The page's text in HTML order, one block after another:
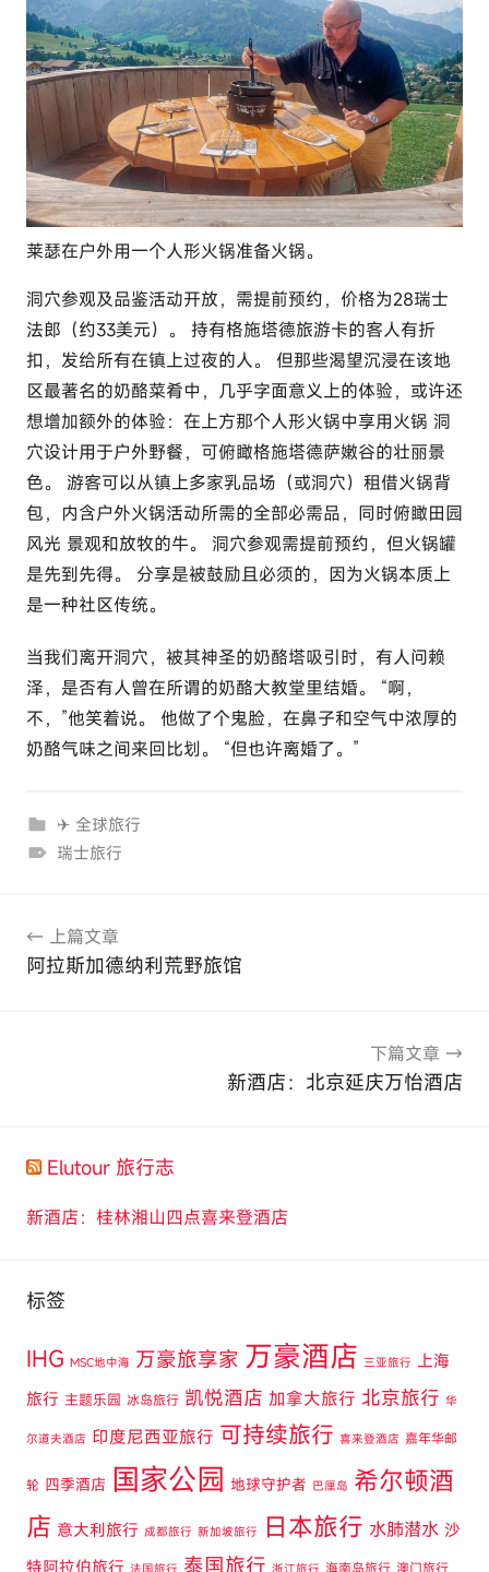
莱瑟在户外用一个人形火锅准备火锅。
洞穴参观及品鉴活动开放，需提前预约，价格为28瑞士
法郎（约33美元）。 持有格施塔德旅游卡的客人有折
扣，发给所有在镇上过夜的人。 但那些渴望沉浸在该地
区最著名的奶酪菜肴中，几乎字面意义上的体验，或许还
想增加额外的体验：在上方那个人形火锅中享用火锅 洞
穴设计用于户外野餐，可俯瞰格施塔德萨嫩谷的壮丽景
色。 游客可以从镇上多家乳品场（或洞穴）租借火锅背
包，内含户外火锅活动所需的全部必需品，同时俯瞰田园
风光 景观和放牧的牛。 洞穴参观需提前预约，但火锅罐
是先到先得。 分享是被鼓励且必须的，因为火锅本质上
是一种社区传统。
当我们离开洞穴，被其神圣的奶酪塔吸引时，有人问赖
泽，是否有人曾在所谓的奶酪大教堂里结婚。 “啊，
不，”他笑着说。 他做了个鬼脸，在鼻子和空气中浓厚的
奶酪气味之间来回比划。 “但也许离婚了。”
✈ 全球旅行
瑞士旅行
上篇文章
阿拉斯加德纳利荒野旅馆
下篇文章
新酒店：北京延庆万怡酒店
Elutour 旅行志
新酒店：桂林湘山四点喜来登酒店
标签
IHG MSC地中海 万豪旅享家 万豪酒店 三亚旅行 上海
旅行 主题乐园 冰岛旅行 凯悦酒店 加拿大旅行 北京旅行 华
尔道夫酒店 印度尼西亚旅行 可持续旅行 喜来登酒店 嘉年华邮
轮 四季酒店 国家公园 地球守护者 巴厘岛 希尔顿酒
店 意大利旅行 成都旅行 新加坡旅行 日本旅行 水肺潜水 沙
特阿拉伯旅行
泰国旅行 海南岛旅行 澳门旅行